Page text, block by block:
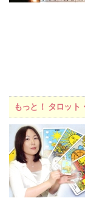
もっと！ タロット